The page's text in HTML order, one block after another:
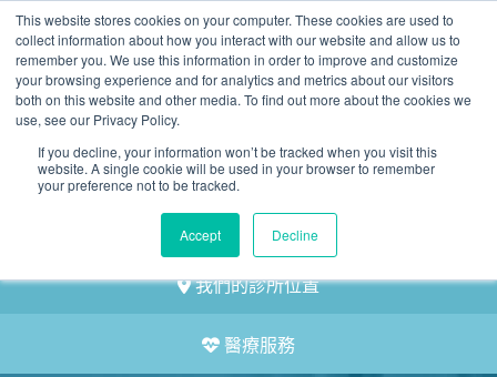
This website stores cookies on your computer. These cookies are used to
collect information about how you interact with our website and allow us to
remember you. We use this information in order to improve and customize
your browsing experience and for analytics and metrics about our visitors
both on this website and other media. To find out more about the cookies we
use, see our Privacy Policy.
If you decline, your information won’t be tracked when you visit this
website. A single cookie will be used in your browser to remember
your preference not to be tracked.
Accept Decline
2155 9055
預約
我們的診所位置
醫療服務